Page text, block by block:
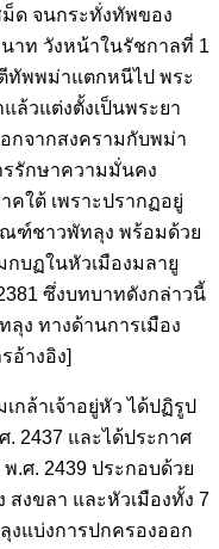
ด จนกระทั่งทัพของ
าท วังหน้าในรัชกาลที่ 1
ทัพพม่าแตกหนีไป พระ
ล้วแต่งตั้งเป็นพระยา
กจากสงครามกับพม่า
รักษาความมั่นคง
คใต้ เพราะปรากฏอยู่
ณฑ์ชาวพัทลุง พร้อมด้วย
กบฏในหัวเมืองมลายู
ซึ่งบทบาทดังกล่าวนี้
ง ทางด้านการเมือง
อ้างอิง]
กล้าเจ้าอยู่หัว ได้ปฏิรูป
. 2437 และได้ประกาศ
.ศ. 2439 ประกอบด้วย
สงขลา และหัวเมืองทั้ง 7
งแบ่งการปกครองออก